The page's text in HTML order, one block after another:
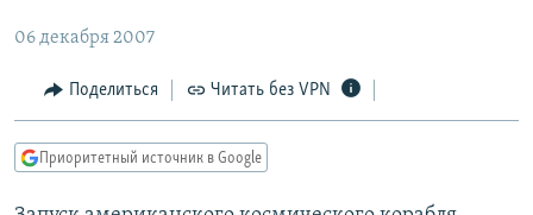
основному
Вернутся
главной
навигации
Вернутся
ЦИТАТЫ СВОБОДЫ
МНЕНИЯ
IDEL.РЕАЛИИ
06 декабря 2007
Поделиться Читать без VPN
Приоритетный источник в Google